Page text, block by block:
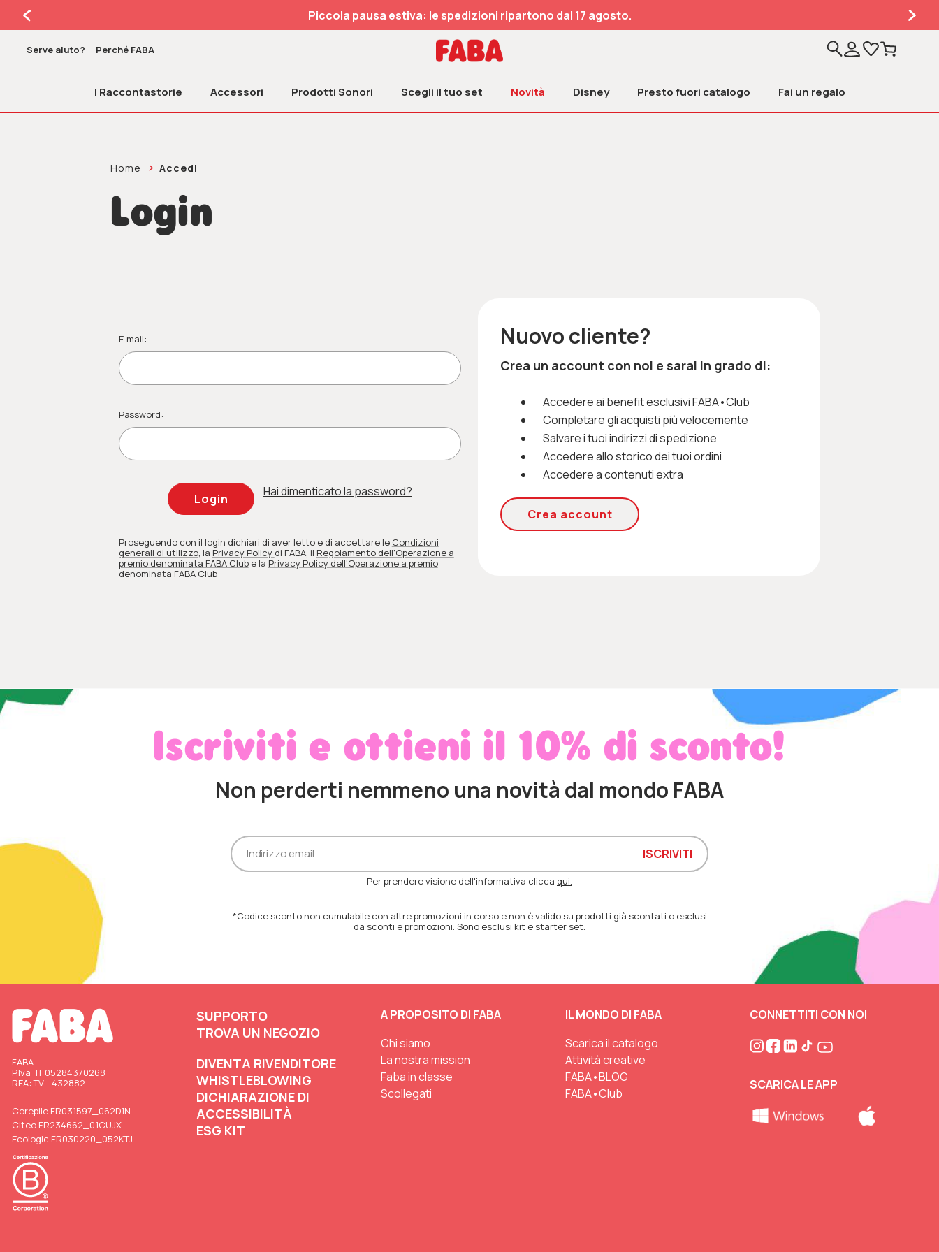
Piccola pausa estiva: le spedizioni ripartono dal 17 agosto.
Serve aiuto? Perché FABA
I Raccontastorie Accessori Prodotti Sonori Scegli il tuo set Novità Disney Presto fuori catalogo Fai un regalo
Home Accedi
Login
E-mail:
Password:
Hai dimenticato la password?
Proseguendo con il login dichiari di aver letto e di accettare le Condizioni
generali di utilizzo, la Privacy Policy di FABA, il Regolamento dell'Operazione a
premio denominata FABA Club e la Privacy Policy dell'Operazione a premio
denominata FABA Club
Nuovo cliente?
Crea un account con noi e sarai in grado di:
Accedere ai benefit esclusivi FABA•Club
Completare gli acquisti più velocemente
Salvare i tuoi indirizzi di spedizione
Accedere allo storico dei tuoi ordini
Accedere a contenuti extra
Crea account
Iscriviti e ottieni il 10% di sconto!
Non perderti nemmeno una novità dal mondo FABA
Per prendere visione dell'informativa clicca qui.
*Codice sconto non cumulabile con altre promozioni in corso e non è valido su prodotti già scontati o esclusi
da sconti e promozioni. Sono esclusi kit e starter set.
FABA
P.Iva: IT 05284370268
REA: TV - 432882
Corepile FR031597_062D1N
Citeo FR234662_01CUJX
Ecologic FR030220_052KTJ
SUPPORTO
TROVA UN NEGOZIO
DIVENTA RIVENDITORE
WHISTLEBLOWING
DICHIARAZIONE DI
ACCESSIBILITÀ
ESG KIT
A PROPOSITO DI FABA
Chi siamo
La nostra mission
Faba in classe
Scollegati
IL MONDO DI FABA
Scarica il catalogo
Attività creative
FABA•BLOG
FABA•Club
CONNETTITI CON NOI
SCARICA LE APP